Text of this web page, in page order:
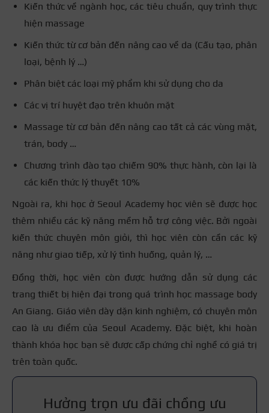
Kiến thức về ngành học, các tiêu chuẩn, quy trình thực
hiện massage
Kiến thức từ cơ bản đến nâng cao về da (Cấu tạo, phân
loại, bệnh lý …)
Phân biệt các loại mỹ phẩm khi sử dụng cho da
Các vị trí huyệt đạo trên khuôn mặt
Massage từ cơ bản đến nâng cao tất cả các vùng mặt,
trán, body …
Chương trình đào tạo chiếm 90% thực hành, còn lại là
các kiến thức lý thuyết 10%
Ngoài ra, khi học ở Seoul Academy học viên sẽ được học
thêm nhiều các kỹ năng mềm hỗ trợ công việc. Bởi ngoài
kiến thức chuyên môn giỏi, thì học viên còn cần các kỹ
năng như giao tiếp, xử lý tình huống, quản lý, …
Đồng thời, học viên còn được hướng dẫn sử dụng các
trang thiết bị hiện đại trong quá trình học massage body
An Giang. Giáo viên dày dặn kinh nghiệm, có chuyên môn
cao là ưu điểm của Seoul Academy. Đặc biệt, khi hoàn
thành khóa học bạn sẽ được cấp chứng chỉ nghề có giá trị
trên toàn quốc.
Hưởng trọn ưu đãi chồng ưu